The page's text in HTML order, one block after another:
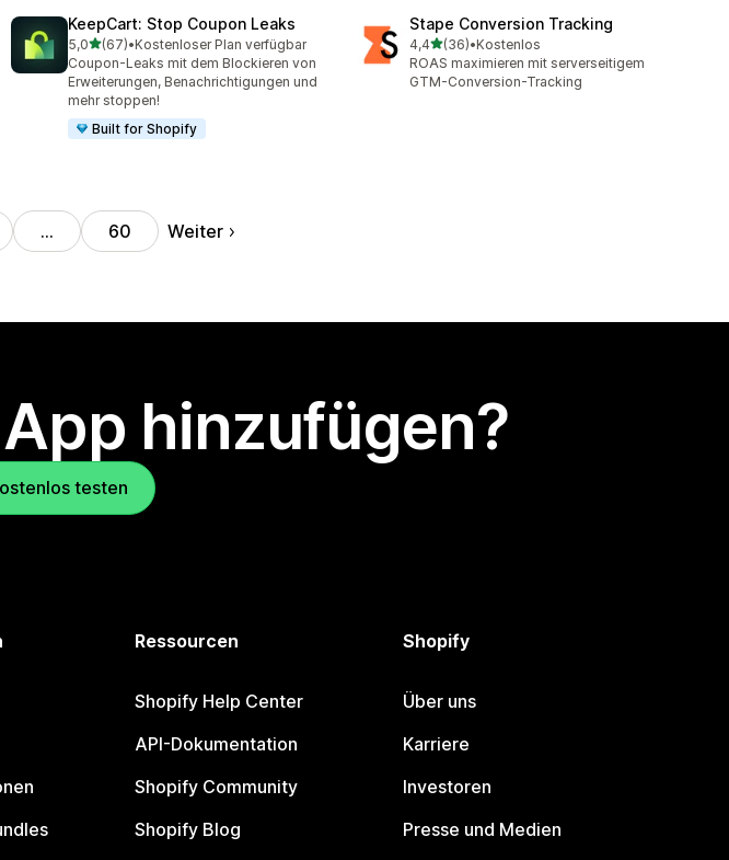
KeepCart: Stop Coupon Leaks
5,0von 5 Sternen
(67)
67 Rezensionen insgesamt
•Kostenloser Plan verfügbar
Coupon-Leaks mit dem Blockieren von
Erweiterungen, Benachrichtigungen und
mehr stoppen!
Built for Shopify
Stape Conversion Tracking
4,4von 5 Sternen
(36)
36 Rezensionen insgesamt
•Kostenlos
ROAS maximieren mit serverseitigem
GTM-Conversion-Tracking
… 60 Weiter
hinzufügen?
testen
Ressourcen
Shopify Help Center
API-Dokumentation
Shopify Community
Shopify Blog
Shopify
Über uns
Karriere
Investoren
Presse und Medien